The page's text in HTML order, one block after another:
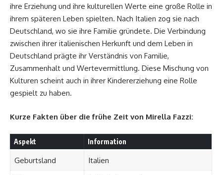
ihre Erziehung und ihre kulturellen Werte eine große Rolle in
ihrem späteren Leben spielten. Nach Italien zog sie nach
Deutschland, wo sie ihre Familie gründete. Die Verbindung
zwischen ihrer italienischen Herkunft und dem Leben in
Deutschland prägte ihr Verständnis von Familie,
Zusammenhalt und Wertevermittlung. Diese Mischung von
Kulturen scheint auch in ihrer Kindererziehung eine Rolle
gespielt zu haben.
Kurze Fakten über die frühe Zeit von Mirella Fazzi:
Aspekt Information
Geburtsland Italien